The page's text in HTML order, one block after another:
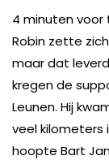
4 minuten voor
Robin zette
maar dat
kregen de
Leunen. Hij
veel kilometers
hoopte Bart